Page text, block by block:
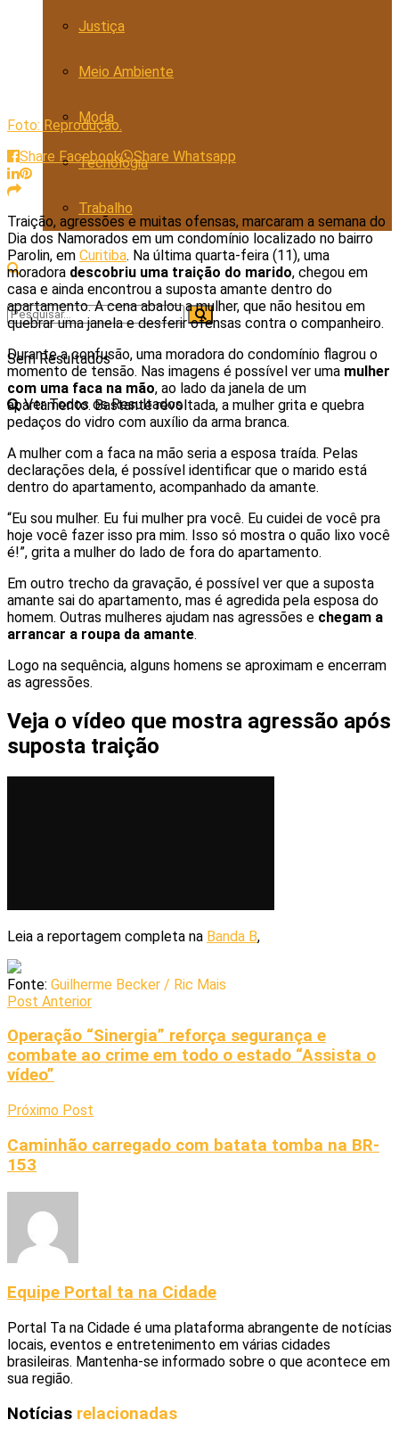
Justiça
Meio Ambiente
Moda
Tecnologia
Trabalho
Sem Resultados
Ver Todos os Resultados
Foto: Reprodução.
Share Facebook
Share Whatsapp
Traição, agressões e muitas ofensas, marcaram a semana do
Dia dos Namorados em um condomínio localizado no bairro
Parolin, em Curitiba. Na última quarta-feira (11), uma
moradora descobriu uma traição do marido, chegou em
casa e ainda encontrou a suposta amante dentro do
apartamento. A cena abalou a mulher, que não hesitou em
quebrar uma janela e desferir ofensas contra o companheiro.
Durante a confusão, uma moradora do condomínio flagrou o
momento de tensão. Nas imagens é possível ver uma mulher
com uma faca na mão, ao lado da janela de um
apartamento. Bastante revoltada, a mulher grita e quebra
pedaços do vidro com auxílio da arma branca.
A mulher com a faca na mão seria a esposa traída. Pelas
declarações dela, é possível identificar que o marido está
dentro do apartamento, acompanhado da amante.
“Eu sou mulher. Eu fui mulher pra você. Eu cuidei de você pra
hoje você fazer isso pra mim. Isso só mostra o quão lixo você
é!”, grita a mulher do lado de fora do apartamento.
Em outro trecho da gravação, é possível ver que a suposta
amante sai do apartamento, mas é agredida pela esposa do
homem. Outras mulheres ajudam nas agressões e chegam a
arrancar a roupa da amante.
Logo na sequência, alguns homens se aproximam e encerram
as agressões.
Veja o vídeo que mostra agressão após
suposta traição
Leia a reportagem completa na Banda B,
Fonte: Guilherme Becker / Ric Mais
Post Anterior
Operação “Sinergia” reforça segurança e
combate ao crime em todo o estado “Assista o
vídeo”
Próximo Post
Caminhão carregado com batata tomba na BR-
153
Equipe Portal ta na Cidade
Portal Ta na Cidade é uma plataforma abrangente de notícias
locais, eventos e entretenimento em várias cidades
brasileiras. Mantenha-se informado sobre o que acontece em
sua região.
Notícias relacionadas